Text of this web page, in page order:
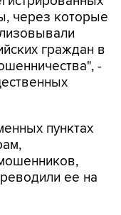
через которые
граждан в
-
пунктах
ее на